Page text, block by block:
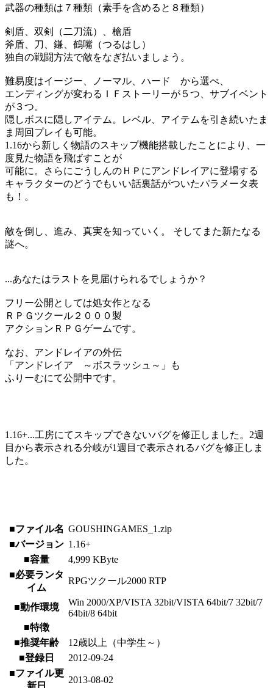
武器の種類は７種類（素手を含めると８種類）
剣盾、双剣（二刀流）、槍盾
斧盾、刀、鎌、鶴嘴（つるはし）
独自の戦闘方法で敵をなぎ払いましょう。
難易度はイージー、ノーマル、ハード から選べ、
エンディングが変わるＩＦストーリーが５つ、サブイベント
が３つ。
隠しボスに隠しアイテム。レベル、アイテムを引き続いたま
ま周回プレイも可能。
1.16から新しく物語のスキップ機能搭載したことにより、一
度見た物語を飛ばすことが
可能に。さらにごうしんのＨＰにアンドレイアに登場する
キャラクターのどうでもいい話裏話がついたパラメータ表
も！。
敵を倒し、進み、真実を知っていく。 そしてまた新たなる
謎へ。
...あなたはラストを見届けられるでしょうか？
フリー公開としては処女作となる
ＲＰＧツクール２０００製
アクションＲＰＧゲームです。
なお、アンドレイアの外伝
「アンドレイア ～ボスラッシュ～」も
ふりーむにて公開中です。
1.16+...工房にてスキップできないバグを修正しました。2週
目から表示される分岐が1週目で表示されるバグを修正しま
した。
■ファイル名 GOUSHINGAMES_1.zip
■バージョン 1.16+
■容量
4,999 KByte
■必要ランタ
イム
RPGツクール2000 RTP
■動作環境
Win 2000/XP/VISTA 32bit/VISTA 64bit/7 32bit/7
64bit/8 64bit
■特徴
■推奨年齢
12歳以上（中学生～）
■登録日
2012-09-24
■ファイル更
新日
2013-08-02